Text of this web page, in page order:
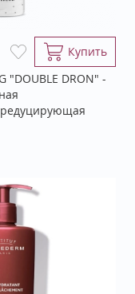
Купить
"DOUBLE DRON" -